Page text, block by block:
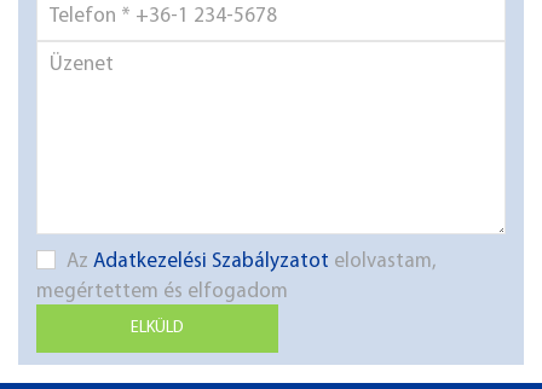
Az Adatkezelési Szabályzatot elolvastam,
megértettem és elfogadom
ELKÜLD